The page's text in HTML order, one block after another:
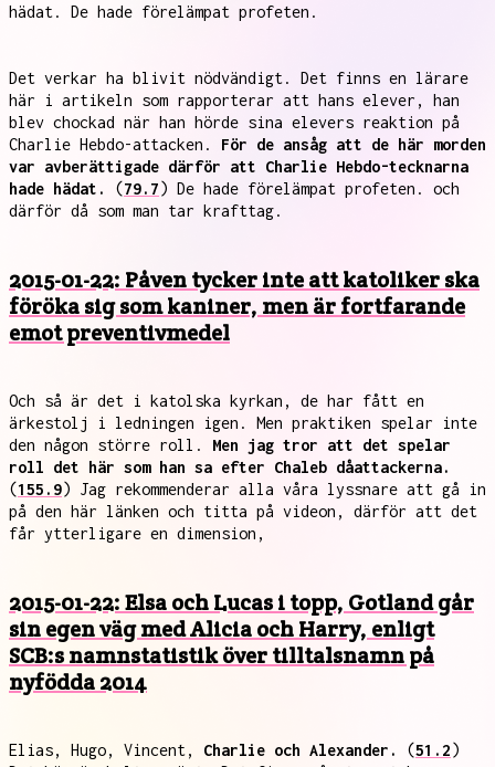
hädat. De hade förelämpat profeten.
Det verkar ha blivit nödvändigt. Det finns en lärare
här i artikeln som rapporterar att hans elever, han
blev chockad när han hörde sina elevers reaktion på
Charlie Hebdo-attacken. För de ansåg att de här morden
var avberättigade därför att Charlie Hebdo-tecknarna
hade hädat.
(79.7) De hade förelämpat profeten. och
därför då som man tar krafttag.
2015-01-22: Påven tycker inte att katoliker ska
föröka sig som kaniner, men är fortfarande
emot preventivmedel
Och så är det i katolska kyrkan, de har fått en
ärkestolj i ledningen igen. Men praktiken spelar inte
den någon större roll. Men jag tror att det spelar
roll det här som han sa efter Chaleb dåattackerna.
(155.9) Jag rekommenderar alla våra lyssnare att gå in
på den här länken och titta på videon, därför att det
får ytterligare en dimension,
2015-01-22: Elsa och Lucas i topp, Gotland går
sin egen väg med Alicia och Harry, enligt
SCB:s namnstatistik över tilltalsnamn på
nyfödda 2014
Elias, Hugo, Vincent, Charlie och Alexander. (51.2)